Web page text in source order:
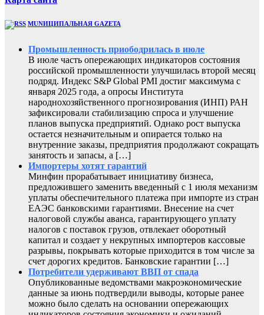
MUNИЦИПАЛЬНАЯ GAZЕТА
Промышленность приободрилась в июле
В июле часть опережающих индикаторов состояния
российской промышленности улучшилась второй месяц
подряд. Индекс S&P Global PMI достиг максимума с
января 2025 года, а опросы Института
народнохозяйственного прогнозирования (ИНП) РАН
зафиксировали стабилизацию спроса и улучшение
планов выпуска предприятий. Однако рост выпуска
остается незначительным и опирается только на
внутренние заказы, предприятия продолжают сокращать
занятость и запасы, а […]
Импортеры хотят гарантий
Минфин прорабатывает инициативу бизнеса,
предложившего заменить введенный с 1 июля механизм
уплаты обеспечительного платежа при импорте из стран
ЕАЭС банковскими гарантиями. Внесение на счет
налоговой службы аванса, гарантирующего уплату
налогов с поставок грузов, отвлекает оборотный
капитал и создает у некрупных импортеров кассовые
разрывы, покрывать которые приходится в том числе за
счет дорогих кредитов. Банковские гарантии […]
Потребители удерживают ВВП от спада
Опубликованные ведомствами макроэкономические
данные за июнь подтвердили выводы, которые ранее
можно было сделать на основании опережающих